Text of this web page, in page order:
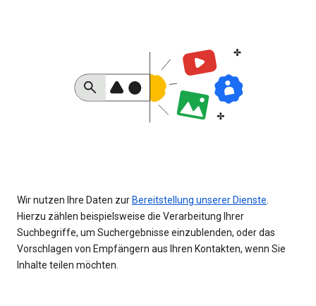
Wir nutzen Ihre Daten zur Bereitstellung unserer Dienste
Hierzu zählen beispielsweise die Verarbeitung Ihrer
Suchbegriffe, um Suchergebnisse einzublenden, oder das
Vorschlagen von Empfängern aus Ihren Kontakten, wenn Sie
Inhalte teilen möchten.